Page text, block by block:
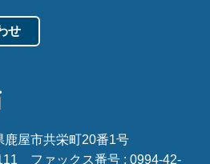
せ
鹿屋市共栄町20番1号
ファックス番号 : 0994-42-